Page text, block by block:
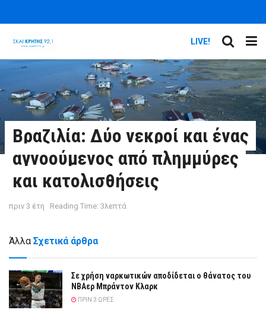
LIVE!
Βραζιλία: Δύο νεκροί και ένας
αγνοούμενος από πλημμύρες
και κατολισθήσεις
πριν 3 έτη Reading Time: 3λεπτά
Άλλα Σχετικά άρθρα
Σε χρήση ναρκωτικών αποδίδεται ο θάνατος του
ΝΒΑερ Μπράντον Κλαρκ
ΠΡΙΝ 3 ΏΡΕΣ